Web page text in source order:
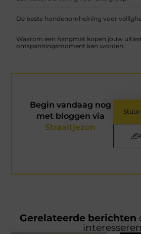
De beste hondenomheining voor
Waarom een hangmat kopen jouw
ontspanningsmoment kan worden
Begin vandaag nog
met bloggen via
Straaltjezon
Gerelateerde berichten